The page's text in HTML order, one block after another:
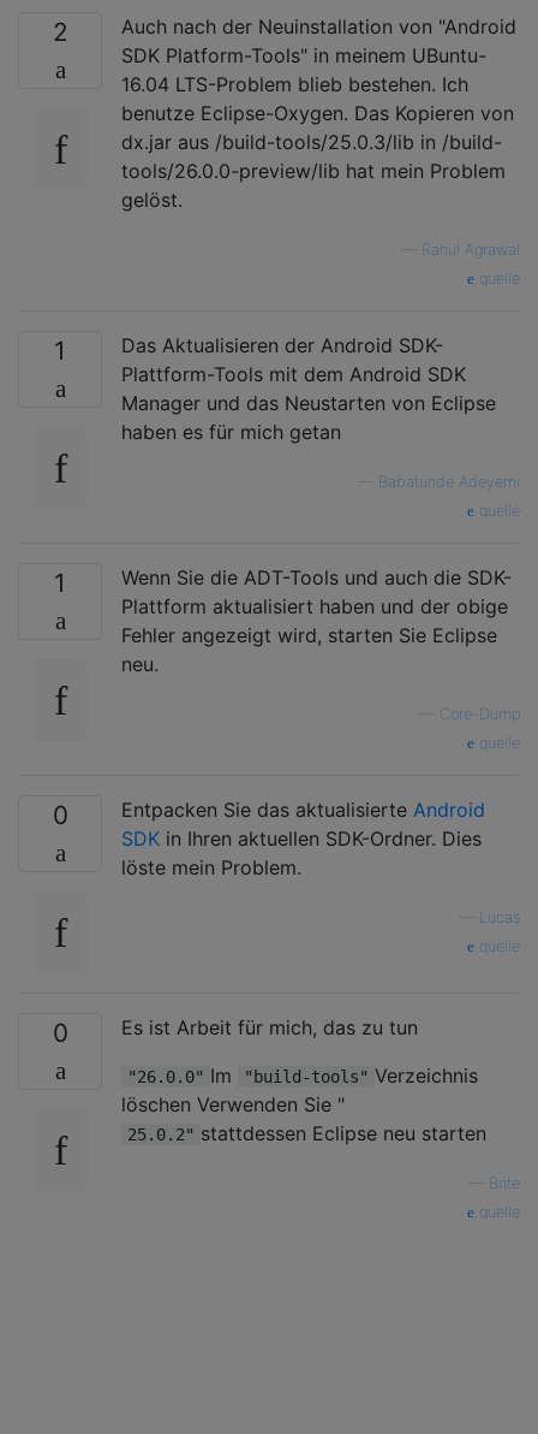
2
Auch nach der Neuinstallation von "Android
SDK Platform-Tools" in meinem UBuntu-
16.04 LTS-Problem blieb bestehen. Ich
benutze Eclipse-Oxygen. Das Kopieren von
dx.jar aus /build-tools/25.0.3/lib in /build-
tools/26.0.0-preview/lib hat mein Problem
gelöst.
Rahul Agrawal
quelle
1
Das Aktualisieren der Android SDK-
Plattform-Tools mit dem Android SDK
Manager und das Neustarten von Eclipse
haben es für mich getan
Babatunde Adeyemi
quelle
1
Wenn Sie die ADT-Tools und auch die SDK-
Plattform aktualisiert haben und der obige
Fehler angezeigt wird, starten Sie Eclipse
neu.
Core-Dump
quelle
0 Entpacken Sie das aktualisierte Android
SDK in Ihren aktuellen SDK-Ordner. Dies
löste mein Problem.
Lucas
quelle
0 Es ist Arbeit für mich, das zu tun
"26.0.0" Im "build-tools" Verzeichnis
löschen Verwenden Sie "
25.0.2" stattdessen Eclipse neu starten
Brite
quelle